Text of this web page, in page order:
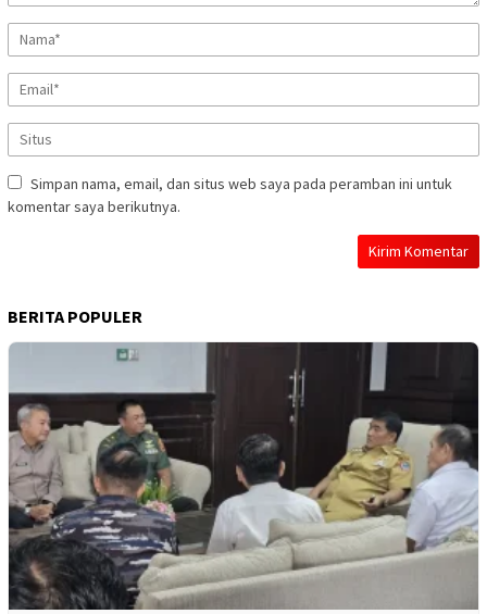
Simpan nama, email, dan situs web saya pada peramban ini untuk
komentar saya berikutnya.
BERITA POPULER